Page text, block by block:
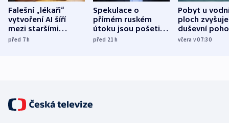
Falešní „lékaři“
vytvoření AI šíří
mezi staršími
Poláky nebezpečné
před 7h
Spekulace o
přímém ruském
útoku jsou pošetilé,
míní estonský
před 21h
Pobyt u
ploch zvyšuje
duševní
ukázala
včera v 07:30